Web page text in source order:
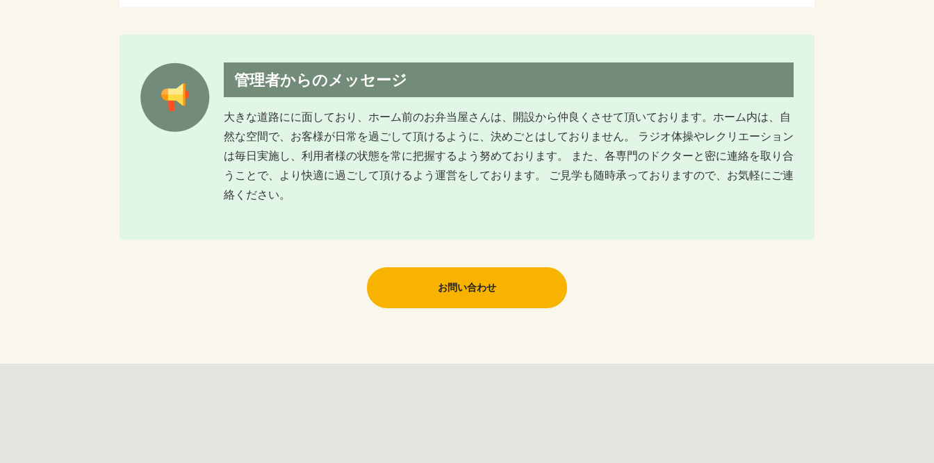
管理者からのメッセージ
大きな道路にに面しており、ホーム前のお弁当屋さんは、開設から仲良くさせて頂いております。ホーム内は、自
然な空間で、お客様が日常を過ごして頂けるように、決めごとはしておりません。 ラジオ体操やレクリエーション
は毎日実施し、利用者様の状態を常に把握するよう努めております。 また、各専門のドクターと密に連絡を取り合
うことで、より快適に過ごして頂けるよう運営をしております。 ご見学も随時承っておりますので、お気軽にご連
絡ください。
お問い合わせ